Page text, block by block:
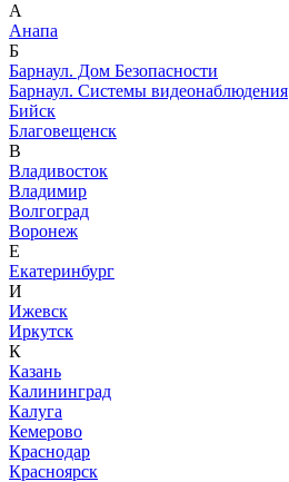
А
Анапа
Б
Барнаул. Дом Безопасности
Барнаул. Системы видеонаблюдения
Бийск
Благовещенск
В
Владивосток
Владимир
Волгоград
Воронеж
Е
Екатеринбург
И
Ижевск
Иркутск
К
Казань
Калининград
Калуга
Кемерово
Краснодар
Красноярск